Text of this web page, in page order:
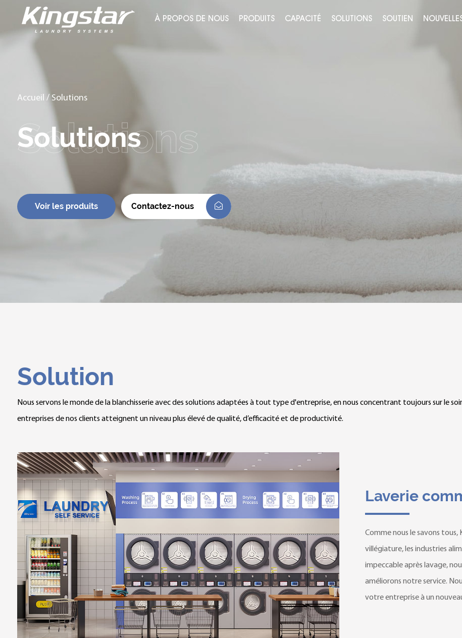
À PROPOS DE NOUS PRODUITS CAPACITÉ SOLUTIONS SOUTIEN
Accueil / Solutions
Solutions
Voir les produits Contactez-nous
Solution
Nous servons le monde de la blanchisserie avec des solutions adaptées à tout type d'entreprise, en nous concentrant toujours sur le
entreprises de nos clients atteignent un niveau plus élevé de qualité, d’efficacité et de productivité.
Laverie
Comme nous le savons
villégiature, les industries
impeccable après lavage,
améliorons notre service.
votre entreprise à un